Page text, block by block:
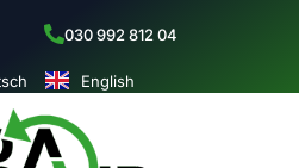
030 992 812 04
English